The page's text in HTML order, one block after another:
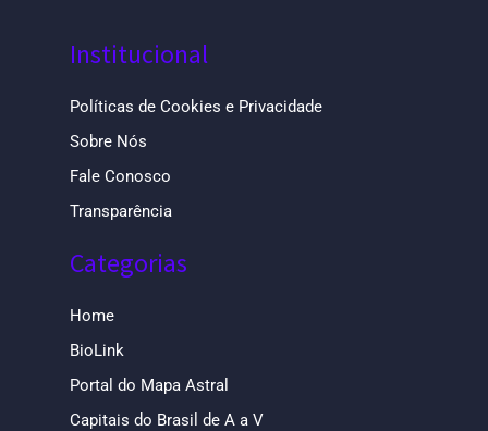
Institucional
Políticas de Cookies e Privacidade
Sobre Nós
Fale Conosco
Transparência
Categorias
Home
BioLink
Portal do Mapa Astral
Capitais do Brasil de A a V